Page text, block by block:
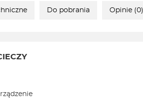
Do pobrania Opinie (0)